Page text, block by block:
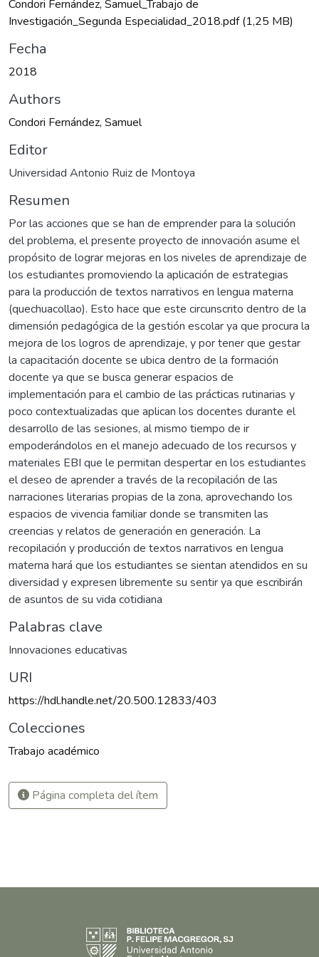
Condori Fernández, Samuel_Trabajo de
Investigación_Segunda Especialidad_2018.pdf(1,25 MB)
Fecha
2018
Authors
Condori Fernández, Samuel
Editor
Universidad Antonio Ruiz de Montoya
Resumen
Por las acciones que se han de emprender para la solución
del problema, el presente proyecto de innovación asume el
propósito de lograr mejoras en los niveles de aprendizaje de
los estudiantes promoviendo la aplicación de estrategias
para la producción de textos narrativos en lengua materna
(quechuacollao). Esto hace que este circunscrito dentro de la
dimensión pedagógica de la gestión escolar ya que procura la
mejora de los logros de aprendizaje, y por tener que gestar
la capacitación docente se ubica dentro de la formación
docente ya que se busca generar espacios de
implementación para el cambio de las prácticas rutinarias y
poco contextualizadas que aplican los docentes durante el
desarrollo de las sesiones, al mismo tiempo de ir
empoderándolos en el manejo adecuado de los recursos y
materiales EBI que le permitan despertar en los estudiantes
el deseo de aprender a través de la recopilación de las
narraciones literarias propias de la zona, aprovechando los
espacios de vivencia familiar donde se transmiten las
creencias y relatos de generación en generación. La
recopilación y producción de textos narrativos en lengua
materna hará que los estudiantes se sientan atendidos en su
diversidad y expresen libremente su sentir ya que escribirán
de asuntos de su vida cotidiana
Palabras clave
Innovaciones educativas
URI
https://hdl.handle.net/20.500.12833/403
Colecciones
Trabajo académico
Página completa del ítem